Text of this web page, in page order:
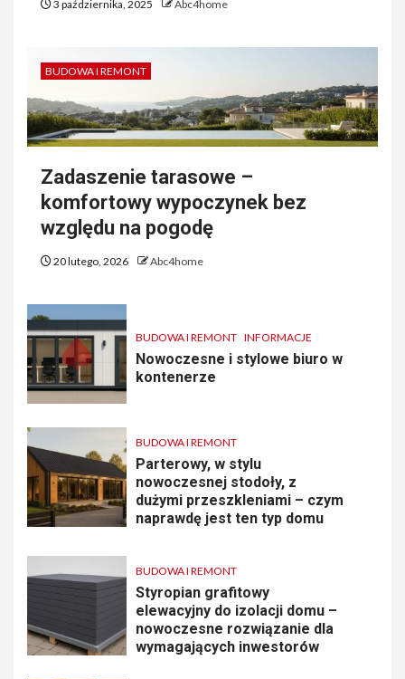
3 października, 2025 Abc4home
BUDOWA I REMONT
Zadaszenie tarasowe –
komfortowy wypoczynek bez
względu na pogodę
20 lutego, 2026 Abc4home
BUDOWA I REMONT INFORMACJE
Nowoczesne i stylowe biuro w
kontenerze
BUDOWA I REMONT
Parterowy, w stylu
nowoczesnej stodoły, z
dużymi przeszkleniami – czym
naprawdę jest ten typ domu
BUDOWA I REMONT
Styropian grafitowy
elewacyjny do izolacji domu –
nowoczesne rozwiązanie dla
wymagających inwestorów